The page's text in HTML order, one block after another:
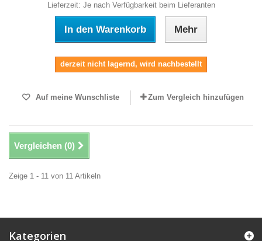
Lieferzeit: Je nach Verfügbarkeit beim Lieferanten
In den Warenkorb Mehr
derzeit nicht lagernd, wird nachbestellt
Auf meine Wunschliste Zum Vergleich hinzufügen
Vergleichen (0)
Zeige 1 - 11 von 11 Artikeln
Kategorien